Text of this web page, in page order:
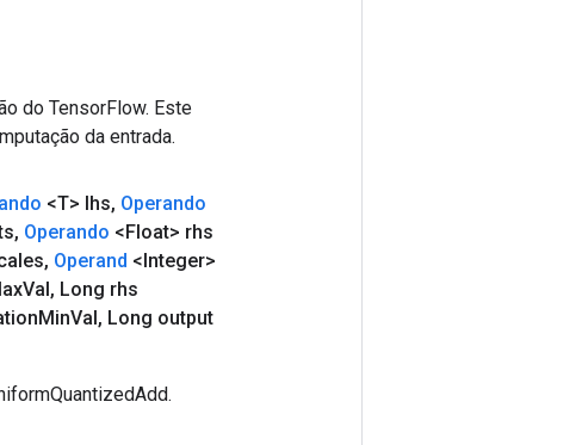
do TensorFlow. Este
da entrada.
<T> lhs, Operando
, Operando <Float> rhs
, Operand <Integer>
Val, Long rhs
MinVal, Long output